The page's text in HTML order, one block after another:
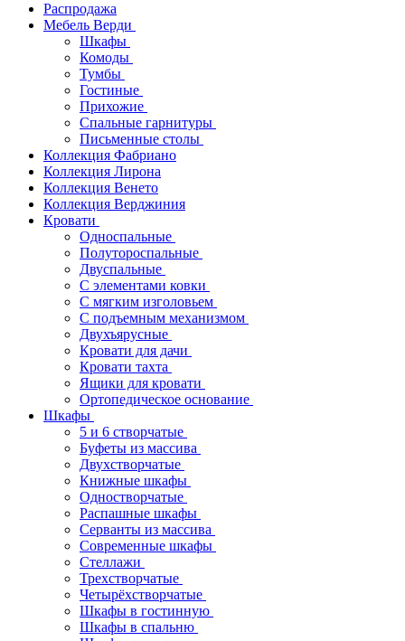
Распродажа
Мебель Верди
Шкафы
Комоды
Тумбы
Гостиные
Прихожие
Спальные гарнитуры
Письменные столы
Коллекция Фабриано
Коллекция Лирона
Коллекция Венето
Коллекция Верджиния
Кровати
Односпальные
Полутороспальные
Двуспальные
С элементами ковки
С мягким изголовьем
С подъемным механизмом
Двухъярусные
Кровати для дачи
Кровати тахта
Ящики для кровати
Ортопедическое основание
Шкафы
5 и 6 створчатые
Буфеты из массива
Двухстворчатые
Книжные шкафы
Одностворчатые
Распашные шкафы
Серванты из массива
Современные шкафы
Стеллажи
Трехстворчатые
Четырёхстворчатые
Шкафы в гостинную
Шкафы в спальню